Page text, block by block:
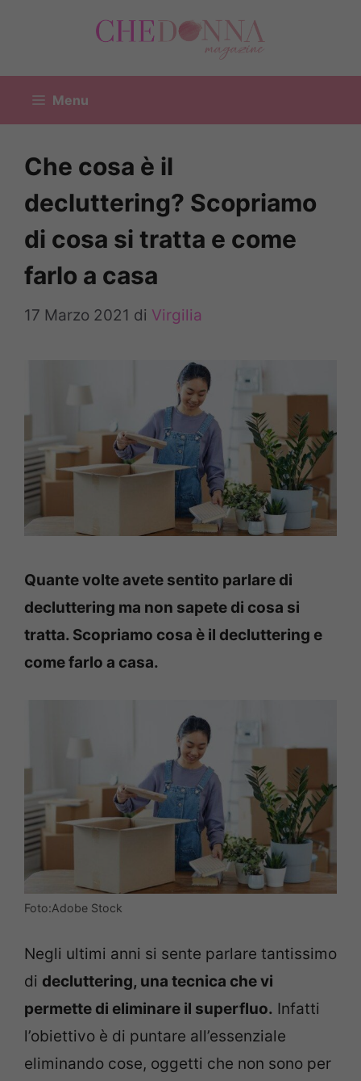
Menu
Che cosa è il
decluttering? Scopriamo
di cosa si tratta e come
farlo a casa
17 Marzo 2021 di Virgilia
Quante volte avete sentito parlare di
decluttering ma non sapete di cosa si
tratta. Scopriamo cosa è il decluttering e
come farlo a casa.
Foto:Adobe Stock
Negli ultimi anni si sente parlare tantissimo
di decluttering, una tecnica che vi
permette di eliminare il superfluo. Infatti
l’obiettivo è di puntare all’essenziale
eliminando cose, oggetti che non sono per